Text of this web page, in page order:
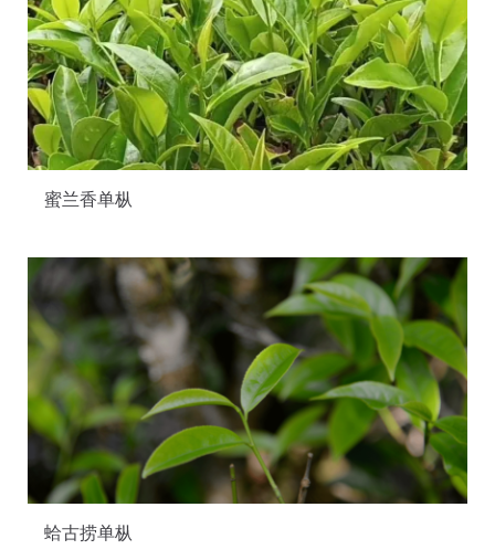
蜜兰香单枞
蛤古捞单枞